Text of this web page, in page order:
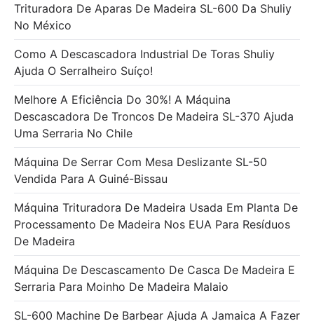
Trituradora De Aparas De Madeira SL-600 Da Shuliy
No México
Como A Descascadora Industrial De Toras Shuliy
Ajuda O Serralheiro Suíço!
Melhore A Eficiência Do 30%! A Máquina
Descascadora De Troncos De Madeira SL-370 Ajuda
Uma Serraria No Chile
Máquina De Serrar Com Mesa Deslizante SL-50
Vendida Para A Guiné-Bissau
Máquina Trituradora De Madeira Usada Em Planta De
Processamento De Madeira Nos EUA Para Resíduos
De Madeira
Máquina De Descascamento De Casca De Madeira E
Serraria Para Moinho De Madeira Malaio
SL-600 Machine De Barbear Ajuda A Jamaica A Fazer